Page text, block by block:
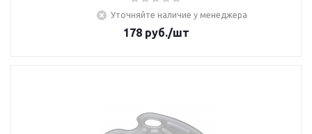
Уточняйте наличие у менеджера
178 руб./шт